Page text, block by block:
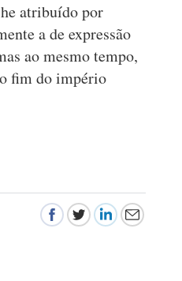
atribuído por
a de expressão
ao mesmo tempo,
fim do império